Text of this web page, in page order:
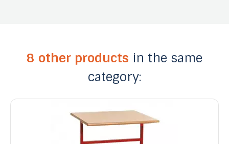
8 other products in the same
category: